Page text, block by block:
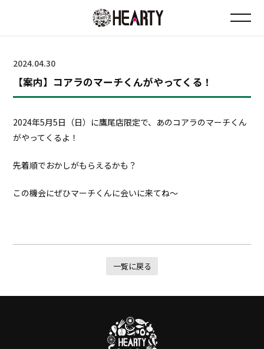
チラシ情報
店舗について
採用について
2024.04.30
【案内】コアラのマーチくんがやってくる！
2024年5月5日（日）に鷹尾店限定で、あのコアラのマーチくん
がやってくるよ！
先着順でおかしがもらえるかも？
この機会にぜひマーチくんに会いに来てね～
一覧に戻る